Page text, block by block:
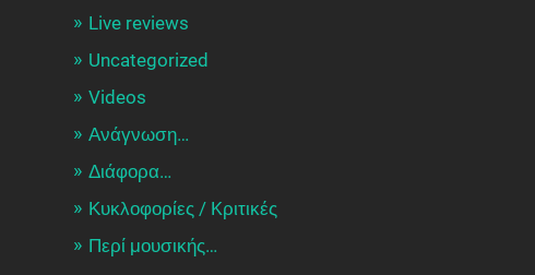
Live reviews
Uncategorized
Videos
Ανάγνωση…
Διάφορα…
Κυκλοφορίες / Kριτικές
Περί μουσικής…